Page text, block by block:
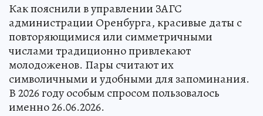
Как пояснили в управлении ЗАГС
администрации Оренбурга, красивые даты с
повторяющимися или симметричными
числами традиционно привлекают
молодоженов. Пары считают их
символичными и удобными для запоминания.
В 2026 году особым спросом пользовалось
именно 26.06.2026.